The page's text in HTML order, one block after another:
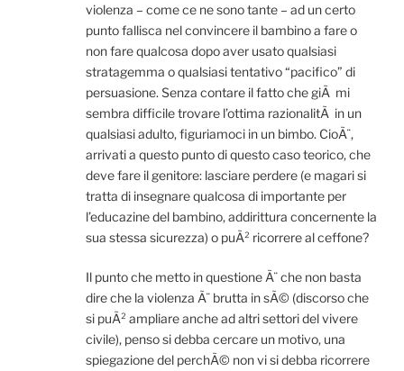
violenza – come ce ne sono tante – ad un certo
punto fallisca nel convincere il bambino a fare o
non fare qualcosa dopo aver usato qualsiasi
stratagemma o qualsiasi tentativo “pacifico” di
persuasione. Senza contare il fatto che giÃ mi
sembra difficile trovare l’ottima razionalitÃ in un
qualsiasi adulto, figuriamoci in un bimbo. CioÃ¨,
arrivati a questo punto di questo caso teorico, che
deve fare il genitore: lasciare perdere (e magari si
tratta di insegnare qualcosa di importante per
l’educazine del bambino, addirittura concernente la
sua stessa sicurezza) o puÃ² ricorrere al ceffone?
Il punto che metto in questione Ã¨ che non basta
dire che la violenza Ã¨ brutta in sÃ© (discorso che
si puÃ² ampliare anche ad altri settori del vivere
civile), penso si debba cercare un motivo, una
spiegazione del perchÃ© non vi si debba ricorrere